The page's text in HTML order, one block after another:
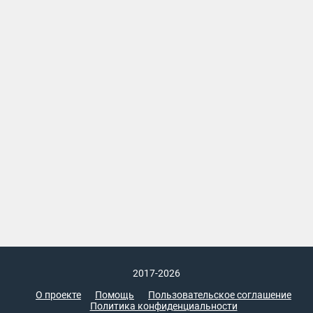
2017-2026
О проекте
Помощь
Пользовательское соглашение
Политика конфиденциальности